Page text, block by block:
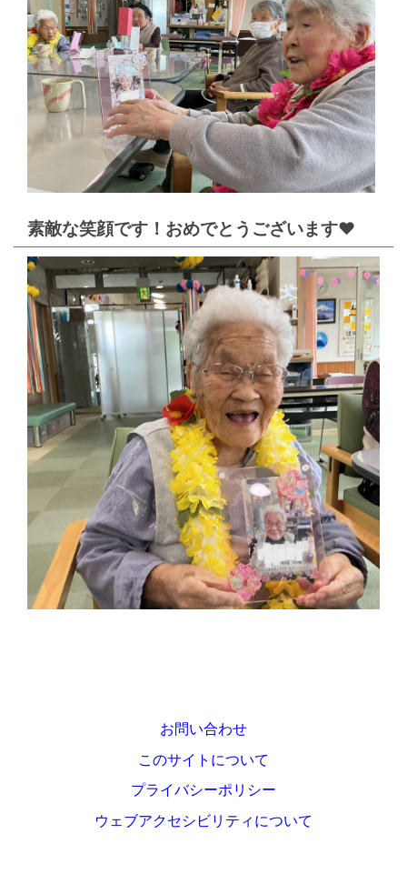
素敵な笑顔です！おめでとうございます♥
お問い合わせ
このサイトについて
プライバシーポリシー
ウェブアクセシビリティについて